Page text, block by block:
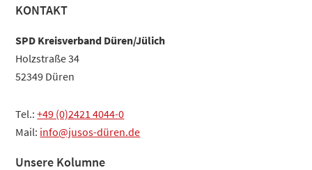
Haupt-
Sidebar
KONTAKT
SPD Kreisverband Düren/Jülich
Holzstraße 34
52349 Düren
Tel.:+49 (0)2421 4044-0
Mail: info@jusos-düren.de
Unsere Kolumne